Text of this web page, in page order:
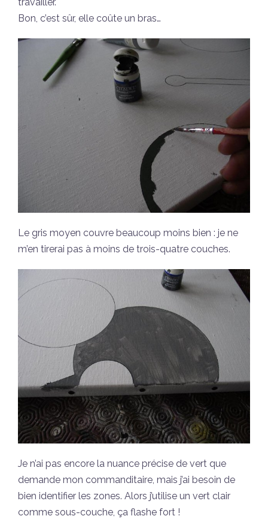
travailler.
Bon, c’est sûr, elle coûte un bras…
Le gris moyen couvre beaucoup moins bien : je ne
m’en tirerai pas à moins de trois-quatre couches.
Je n’ai pas encore la nuance précise de vert que
demande mon commanditaire, mais j’ai besoin de
bien identifier les zones. Alors j’utilise un vert clair
comme sous-couche, ça flashe fort !